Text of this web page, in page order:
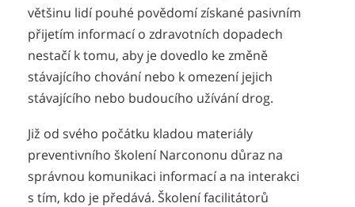
většinu lidí pouhé povědomí získané pasivním
přijetím informací o zdravotních dopadech
nestačí k tomu, aby je dovedlo ke změně
stávajícího chování nebo k omezení jejich
stávajícího nebo budoucího užívání drog.
Již od svého počátku kladou materiály
preventivního školení Narcononu důraz na
správnou komunikaci informací a na interakci
s tím, kdo je předává. Školení facilitátorů